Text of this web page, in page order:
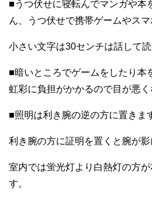
■うつ伏せに寝転んでマンガや本
ん、うつ伏せで携帯ゲームやスマ
小さい文字は30センチは話して読
■暗いところでゲームをしたり本
虹彩に負担がかかるので目が悪く
■照明は利き腕の逆の方に置きま
利き腕の方に証明を置くと腕が影
室内では蛍光灯より白熱灯の方
す。